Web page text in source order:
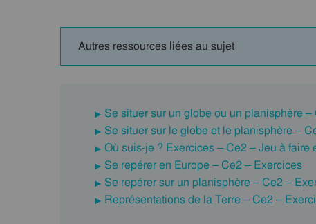
Autres ressources liées au sujet
Se situer sur un globe ou un planisphère
Se situer sur le globe et le planisphère –
Où suis-je ? Exercices – Ce2 – Jeu à faire
Se repérer en Europe – Ce2 – Exercices
Se repérer sur un planisphère – Ce2 –
Représentations de la Terre – Ce2 –